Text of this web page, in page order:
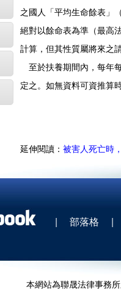
之國人「平均生命餘表」
絕對以餘命表為準（最高
計算，但其性質屬將來之
至於扶養期間內，每年
定之。如無資料可資推算
延伸閱讀： 被害人死亡時
| 部落格 |
本網站為聯晟法律事務